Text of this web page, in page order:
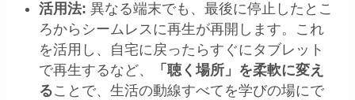
活用法: 異なる端末でも、最後に停止したとこ
ろからシームレスに再生が再開します。これ
を活用し、自宅に戻ったらすぐにタブレット
で再生するなど、
「聴く場所」を柔軟に変え
ることで、生活の動線すべてを学びの場にで